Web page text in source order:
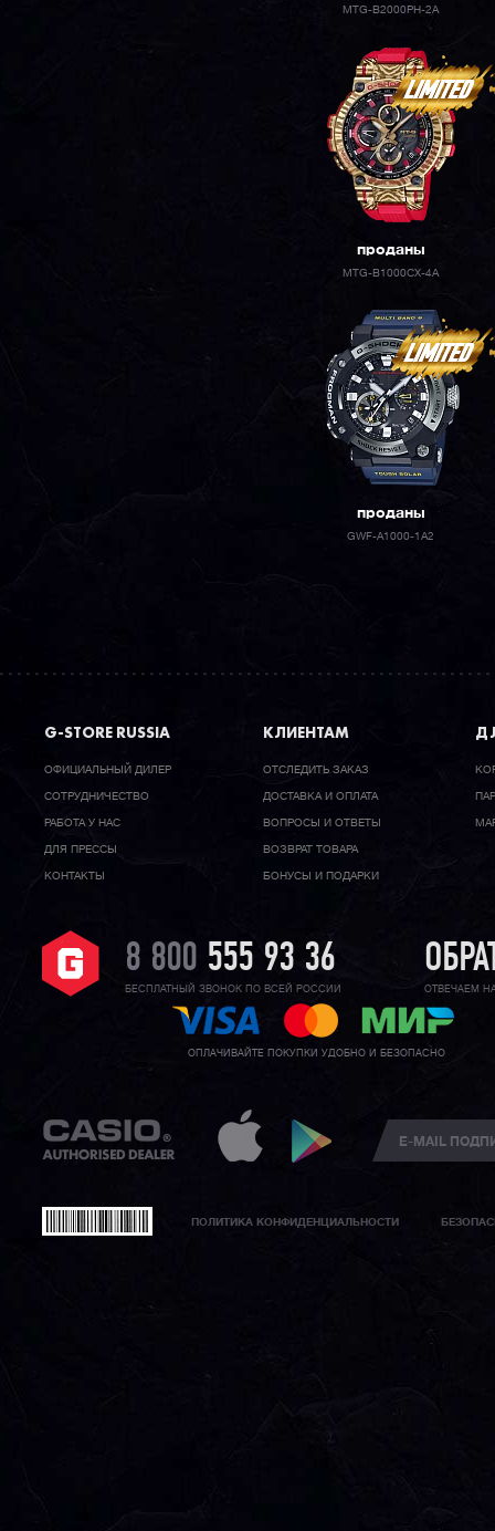
MTG-B2000PH-2A
проданы
MTG-B1000CX-4A
проданы
GWF-A1000-1A2
G-STORE RUSSIA
ОФИЦИАЛЬНЫЙ ДИЛЕР
CОТРУДНИЧЕСТВО
РАБОТА У НАС
ДЛЯ ПРЕССЫ
КОНТАКТЫ
КЛИЕНТАМ
ОТСЛЕДИТЬ ЗАКАЗ
ДОСТАВКА И ОПЛАТА
ВОПРОСЫ И ОТВЕТЫ
ВОЗВРАТ ТОВАРА
БОНУСЫ И ПОДАРКИ
8 800 555 93 36
БЕСПЛАТНЫЙ ЗВОНОК ПО ВСЕЙ РОССИИ ОТВЕЧАЕМ
ОПЛАЧИВАЙТЕ ПОКУПКИ УДОБНО И БЕЗОПАСНО
ПОЛИТИКА КОНФИДЕНЦИАЛЬНОСТИ